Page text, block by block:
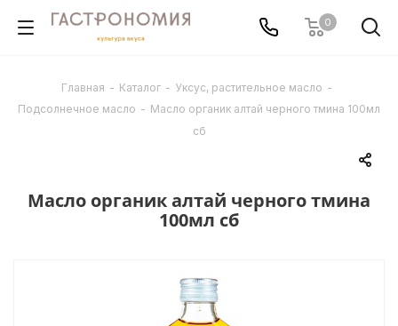
0
Главная - Каталог - Уксус, растительное масло -
Подсолнечное масло - Масло органик алтай черного тмина 100мл
сб
Масло органик алтай черного тмина
100мл сб